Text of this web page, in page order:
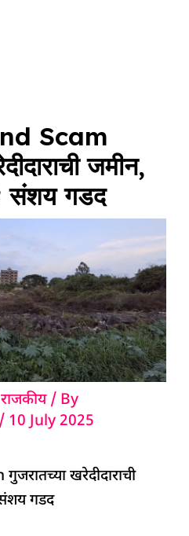
Scam
जमीन,
संशय गडद
राजकीय/ By
/ 10 July 2025
खरेदीदाराची
गडद